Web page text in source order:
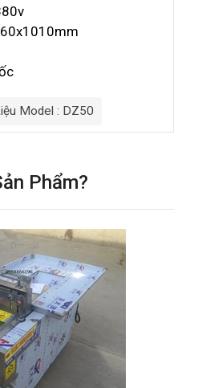
Model : DZ50
Phẩm?